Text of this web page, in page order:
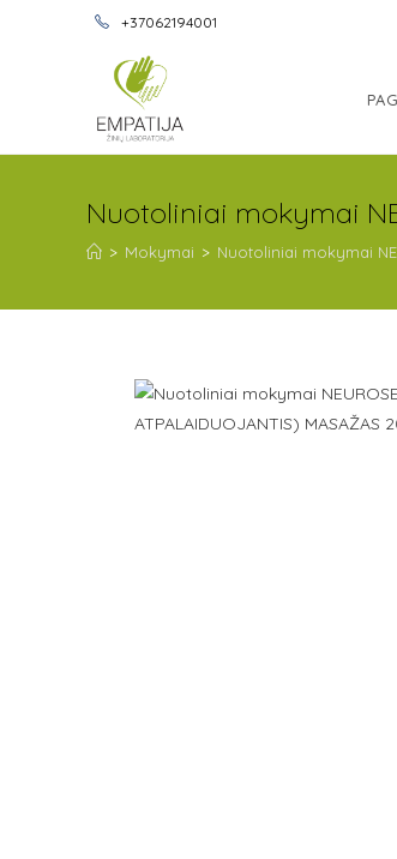
+37062194001
Nuotoliniai mokymai
> Mokymai > Nuotoliniai mokymai